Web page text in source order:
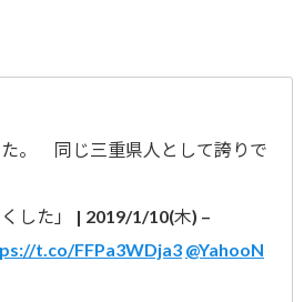
。 同じ三重県人として誇りで
した」 | 2019/1/10(木) –
t.co/FFPa3WDja3 @YahooN